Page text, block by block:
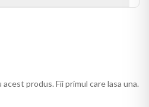
potriveste intr-un living modern,
imprimate isi mentin
produs. Fii primul care lasa una.